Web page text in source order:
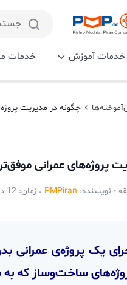
جستجو
خدمات آموزش خدمات
چگونه در مدیریت
پروژه‌های عمرانی
نویسنده: PMPiran ، زمان: 12 دی 1396
یک پروژه‌ی عمرانی
ساخت‌وساز که به